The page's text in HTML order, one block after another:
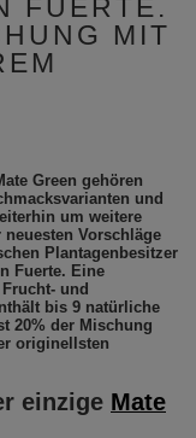
FUERTE.
MIT
Green gehören
und
um weitere
Vorschläge
Plantagenbesitzer
Fuerte. Eine
und
bis 9 natürliche
20% der Mischung
originellsten
einzige Mate